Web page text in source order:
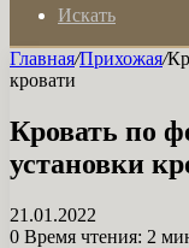
Искать
Главная/Прихожая/
кровати
Кровать по
установки
21.01.2022
0 Время чтения: 2